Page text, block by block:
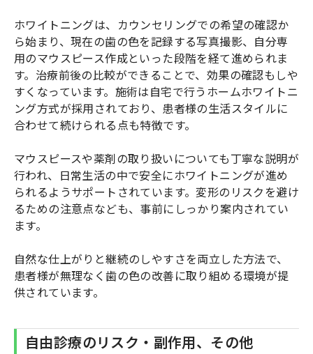
ホワイトニングは、カウンセリングでの希望の確認か
ら始まり、現在の歯の色を記録する写真撮影、自分専
用のマウスピース作成といった段階を経て進められま
す。治療前後の比較ができることで、効果の確認もしや
すくなっています。施術は自宅で行うホームホワイトニ
ング方式が採用されており、患者様の生活スタイルに
合わせて続けられる点も特徴です。
マウスピースや薬剤の取り扱いについても丁寧な説明が
行われ、日常生活の中で安全にホワイトニングが進め
られるようサポートされています。変形のリスクを避け
るための注意点なども、事前にしっかり案内されてい
ます。
自然な仕上がりと継続のしやすさを両立した方法で、
患者様が無理なく歯の色の改善に取り組める環境が提
供されています。
自由診療のリスク・副作用、その他